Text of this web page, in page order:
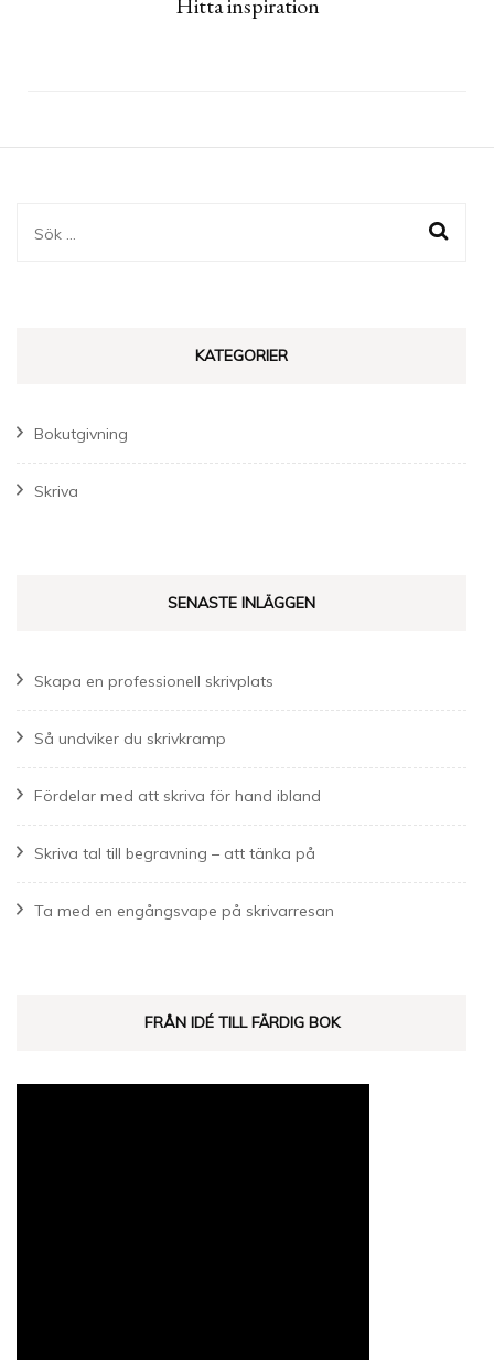
Sök
KATEGORIER
Bokutgivning
Skriva
SENASTE INLÄGGEN
Skapa en professionell skrivplats
Så undviker du skrivkramp
Fördelar med att skriva för hand ibland
Skriva tal till begravning – att tänka på
Ta med en engångsvape på skrivarresan
FRÅN IDÉ TILL FÄRDIG BOK